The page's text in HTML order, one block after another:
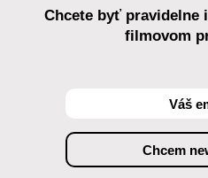
Chcete byť pravidelne
filmovom